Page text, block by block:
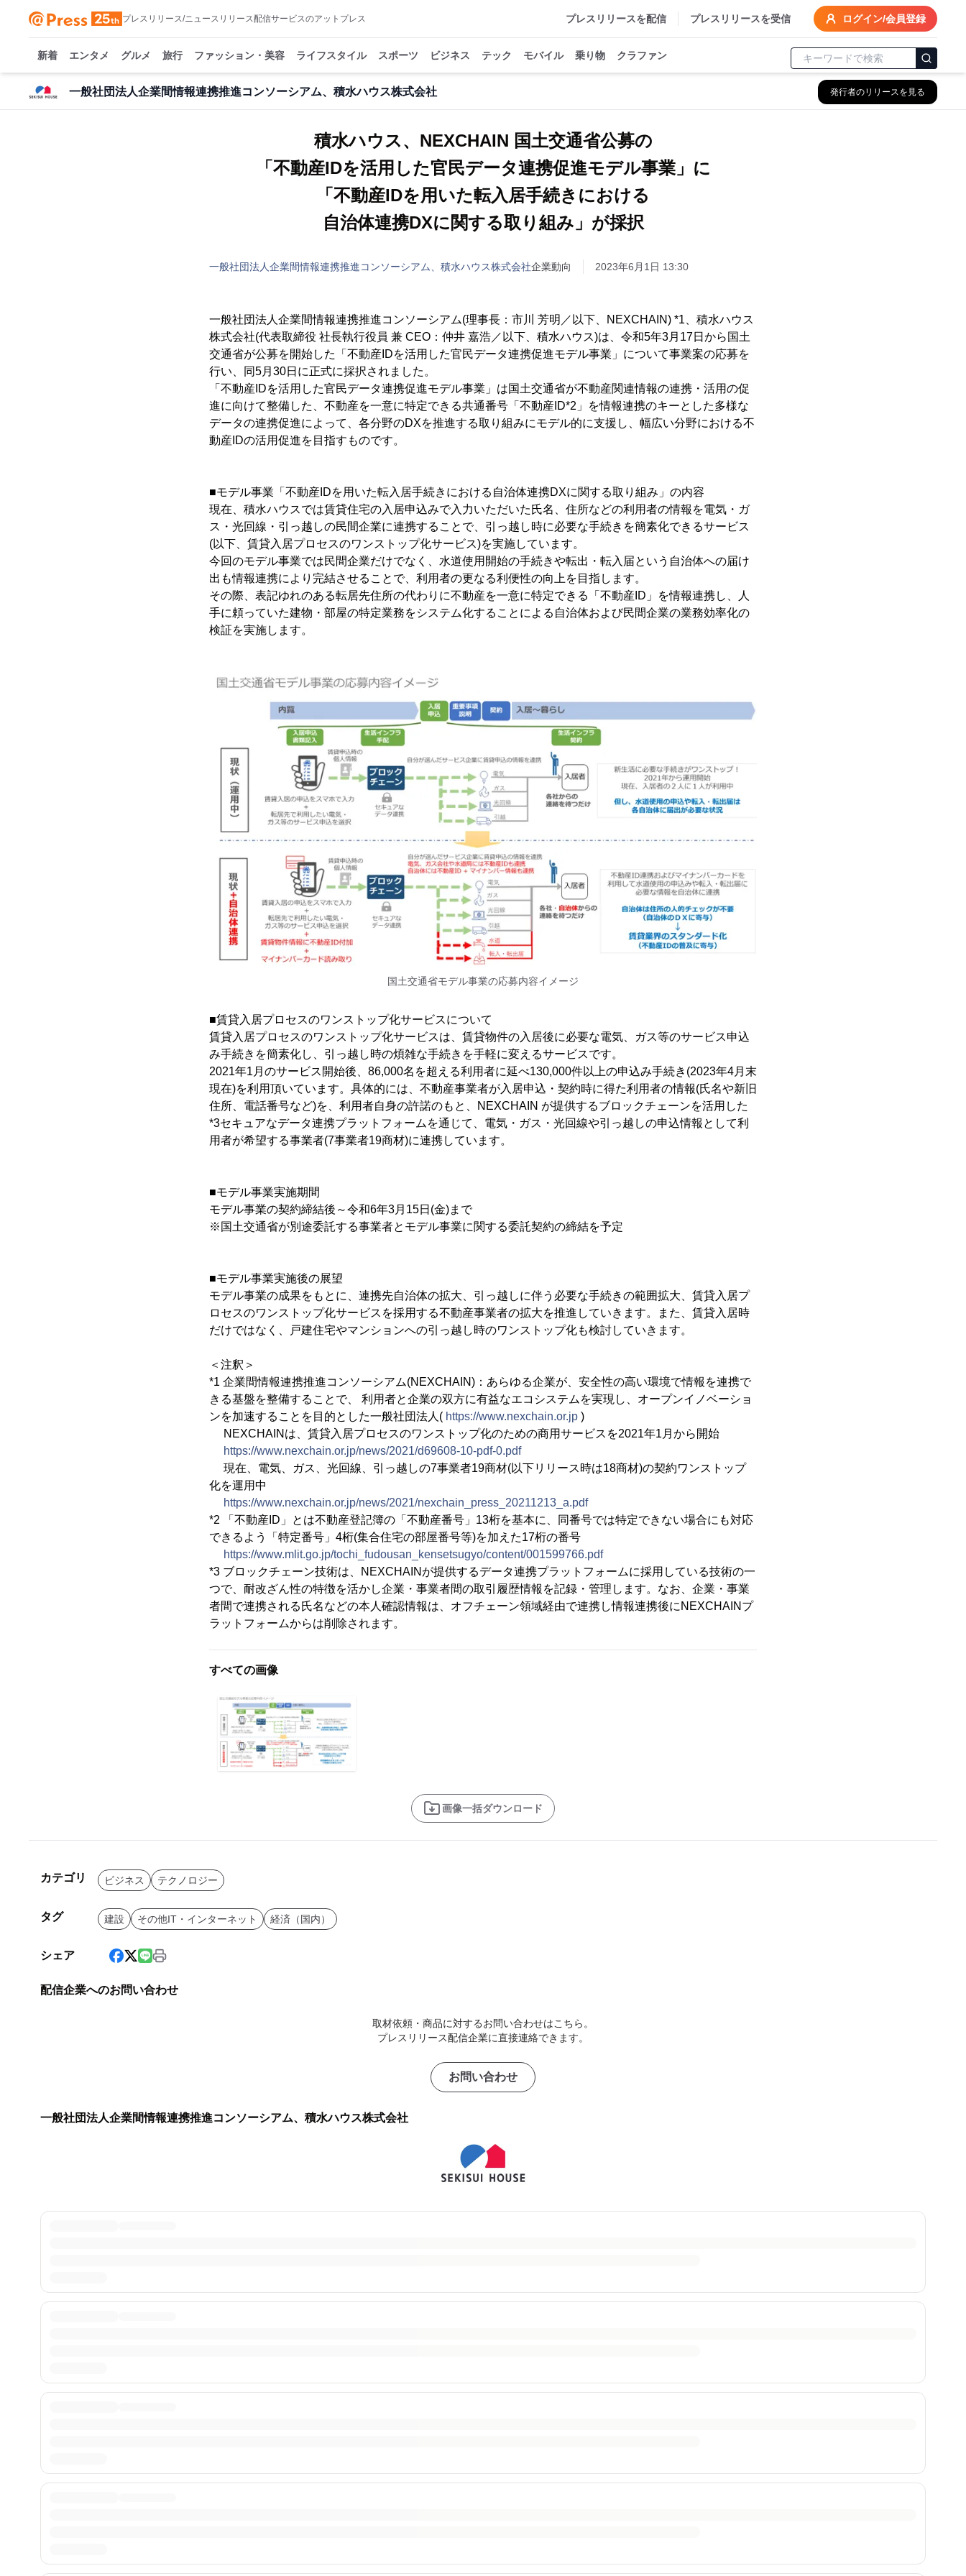
プレスリリース/ニュースリリース配信サービスのアットプレス プレスリリースを配信 プレスリリースを受信 ログイン/会員登録
新着 エンタメ グルメ 旅行 ファッション・美容 ライフスタイル スポーツ ビジネス テック モバイル 乗り物 クラファン
一般社団法人企業間情報連携推進コンソーシアム、積水ハウス株式会社 発行者のリリースを見る
積水ハウス、NEXCHAIN 国土交通省公募の
「不動産IDを活用した官民データ連携促進モデル事業」に
「不動産IDを用いた転入居手続きにおける
自治体連携DXに関する取り組み」が採択
一般社団法人企業間情報連携推進コンソーシアム、積水ハウス株式会社企業動向 2023年6月1日 13:30
一般社団法人企業間情報連携推進コンソーシアム(理事長：市川 芳明／以下、NEXCHAIN) *1、積水ハウス
株式会社(代表取締役 社長執行役員 兼 CEO：仲井 嘉浩／以下、積水ハウス)は、令和5年3月17日から国土
交通省が公募を開始した「不動産IDを活用した官民データ連携促進モデル事業」について事業案の応募を
行い、同5月30日に正式に採択されました。
「不動産IDを活用した官民データ連携促進モデル事業」は国土交通省が不動産関連情報の連携・活用の促
進に向けて整備した、不動産を一意に特定できる共通番号「不動産ID*2」を情報連携のキーとした多様な
データの連携促進によって、各分野のDXを推進する取り組みにモデル的に支援し、幅広い分野における不
動産IDの活用促進を目指すものです。
■モデル事業「不動産IDを用いた転入居手続きにおける自治体連携DXに関する取り組み」の内容
現在、積水ハウスでは賃貸住宅の入居申込みで入力いただいた氏名、住所などの利用者の情報を電気・ガ
ス・光回線・引っ越しの民間企業に連携することで、引っ越し時に必要な手続きを簡素化できるサービス
(以下、賃貸入居プロセスのワンストップ化サービス)を実施しています。
今回のモデル事業では民間企業だけでなく、水道使用開始の手続きや転出・転入届という自治体への届け
出も情報連携により完結させることで、利用者の更なる利便性の向上を目指します。
その際、表記ゆれのある転居先住所の代わりに不動産を一意に特定できる「不動産ID」を情報連携し、人
手に頼っていた建物・部屋の特定業務をシステム化することによる自治体および民間企業の業務効率化の
検証を実施します。
国土交通省モデル事業の応募内容イメージ
■賃貸入居プロセスのワンストップ化サービスについて
賃貸入居プロセスのワンストップ化サービスは、賃貸物件の入居後に必要な電気、ガス等のサービス申込
み手続きを簡素化し、引っ越し時の煩雑な手続きを手軽に変えるサービスです。
2021年1月のサービス開始後、86,000名を超える利用者に延べ130,000件以上の申込み手続き(2023年4月末
現在)を利用頂いています。具体的には、不動産事業者が入居申込・契約時に得た利用者の情報(氏名や新旧
住所、電話番号など)を、利用者自身の許諾のもと、NEXCHAIN が提供するブロックチェーンを活用した
*3セキュアなデータ連携プラットフォームを通じて、電気・ガス・光回線や引っ越しの申込情報として利
用者が希望する事業者(7事業者19商材)に連携しています。
■モデル事業実施期間
モデル事業の契約締結後～令和6年3月15日(金)まで
※国土交通省が別途委託する事業者とモデル事業に関する委託契約の締結を予定
■モデル事業実施後の展望
モデル事業の成果をもとに、連携先自治体の拡大、引っ越しに伴う必要な手続きの範囲拡大、賃貸入居プ
ロセスのワンストップ化サービスを採用する不動産事業者の拡大を推進していきます。また、賃貸入居時
だけではなく、戸建住宅やマンションへの引っ越し時のワンストップ化も検討していきます。
＜注釈＞
*1 企業間情報連携推進コンソーシアム(NEXCHAIN)：あらゆる企業が、安全性の高い環境で情報を連携で
きる基盤を整備することで、 利用者と企業の双方に有益なエコシステムを実現し、オープンイノベーショ
ンを加速することを目的とした一般社団法人( https://www.nexchain.or.jp )
NEXCHAINは、賃貸入居プロセスのワンストップ化のための商用サービスを2021年1月から開始
https://www.nexchain.or.jp/news/2021/d69608-10-pdf-0.pdf
現在、電気、ガス、光回線、引っ越しの7事業者19商材(以下リリース時は18商材)の契約ワンストップ
化を運用中
https://www.nexchain.or.jp/news/2021/nexchain_press_20211213_a.pdf
*2 「不動産ID」とは不動産登記簿の「不動産番号」13桁を基本に、同番号では特定できない場合にも対応
できるよう「特定番号」4桁(集合住宅の部屋番号等)を加えた17桁の番号
https://www.mlit.go.jp/tochi_fudousan_kensetsugyo/content/001599766.pdf
*3 ブロックチェーン技術は、NEXCHAINが提供するデータ連携プラットフォームに採用している技術の一
つで、耐改ざん性の特徴を活かし企業・事業者間の取引履歴情報を記録・管理します。なお、企業・事業
者間で連携される氏名などの本人確認情報は、オフチェーン領域経由で連携し情報連携後にNEXCHAINプ
ラットフォームからは削除されます。
すべての画像
画像一括ダウンロード
カテゴリ ビジネス テクノロジー
タグ 建設 その他IT・インターネット 経済（国内）
シェア
配信企業へのお問い合わせ
取材依頼・商品に対するお問い合わせはこちら。
プレスリリース配信企業に直接連絡できます。
お問い合わせ
一般社団法人企業間情報連携推進コンソーシアム、積水ハウス株式会社